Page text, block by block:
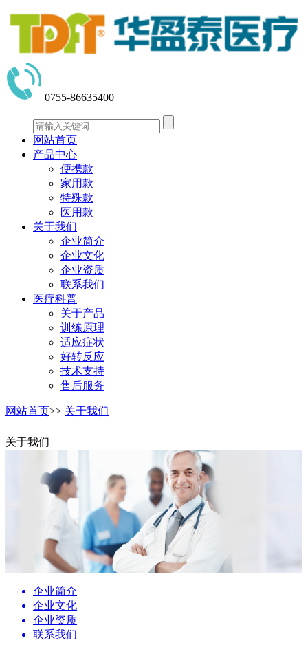
0755-86635400
网站首页
产品中心
便携款
家用款
特殊款
医用款
关于我们
企业简介
企业文化
企业资质
联系我们
医疗科普
关于产品
训练原理
适应症状
好转反应
技术支持
售后服务
网站首页>> 关于我们
关于我们
企业简介
企业文化
企业资质
联系我们